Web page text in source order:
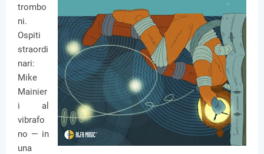
trombo
ni.
Ospiti
straordi
nari:
Mike
Mainier
i al
vibrafo
no — in
una